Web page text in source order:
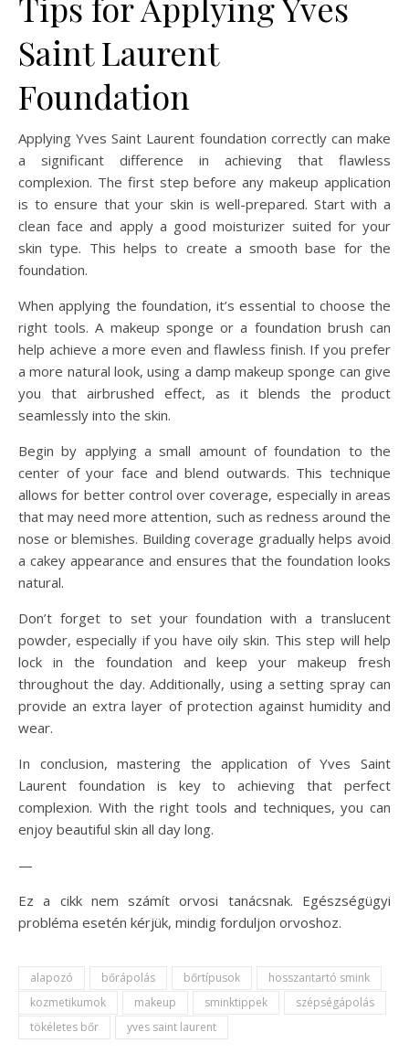
Saint Laurent
Foundation
Applying Yves Saint Laurent foundation correctly can make
a significant difference in achieving that flawless
complexion. The first step before any makeup application
is to ensure that your skin is well-prepared. Start with a
clean face and apply a good moisturizer suited for your
skin type. This helps to create a smooth base for the
foundation.
When applying the foundation, it’s essential to choose the
right tools. A makeup sponge or a foundation brush can
help achieve a more even and flawless finish. If you prefer
a more natural look, using a damp makeup sponge can give
you that airbrushed effect, as it blends the product
seamlessly into the skin.
Begin by applying a small amount of foundation to the
center of your face and blend outwards. This technique
allows for better control over coverage, especially in areas
that may need more attention, such as redness around the
nose or blemishes. Building coverage gradually helps avoid
a cakey appearance and ensures that the foundation looks
natural.
Don’t forget to set your foundation with a translucent
powder, especially if you have oily skin. This step will help
lock in the foundation and keep your makeup fresh
throughout the day. Additionally, using a setting spray can
provide an extra layer of protection against humidity and
wear.
In conclusion, mastering the application of Yves Saint
Laurent foundation is key to achieving that perfect
complexion. With the right tools and techniques, you can
enjoy beautiful skin all day long.
—
Ez a cikk nem számít orvosi tanácsnak. Egészségügyi
probléma esetén kérjük, mindig forduljon orvoshoz.
alapozó bőrápolás bőrtípusok
hosszantartó smink
kozmetikumok
makeup sminktippek
szépségápolás
tökéletes bőr
yves saint laurent